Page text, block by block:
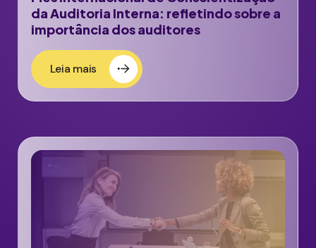
da Auditoria Interna: refletindo sobre a
importância dos auditores
Leia mais